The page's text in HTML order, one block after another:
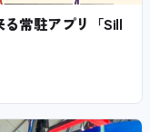
常駐アプリ「Sill